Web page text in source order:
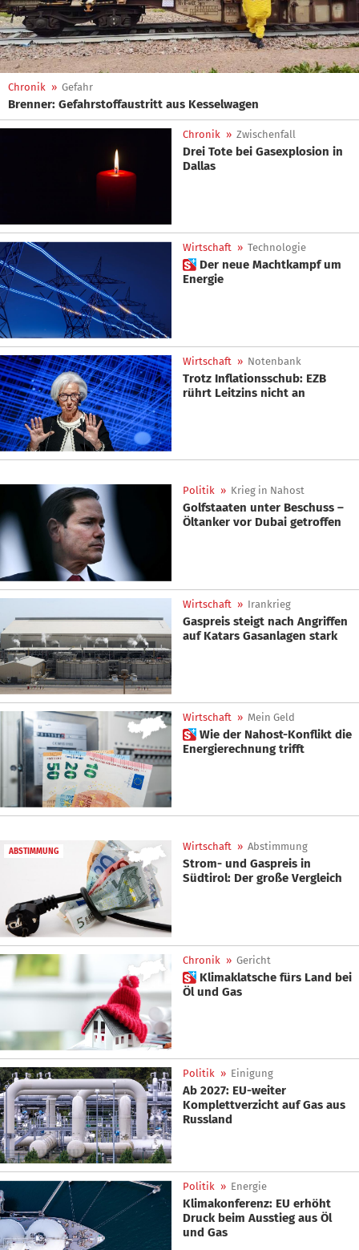
Chronik » Gefahr
Brenner: Gefahrstoffaustritt aus Kesselwagen
Chronik » Zwischenfall
Drei Tote bei Gasexplosion in
Dallas
Wirtschaft » Technologie
 Der neue Machtkampf um
Energie
Wirtschaft » Notenbank
Trotz Inflationsschub: EZB
rührt Leitzins nicht an
Politik » Krieg in Nahost
Golfstaaten unter Beschuss –
Öltanker vor Dubai getroffen
Wirtschaft » Irankrieg
Gaspreis steigt nach Angriffen
auf Katars Gasanlagen stark
Wirtschaft » Mein Geld
 Wie der Nahost-Konflikt die
Energierechnung trifft
ABSTIMMUNG Wirtschaft » Abstimmung
Strom- und Gaspreis in
Südtirol: Der große Vergleich
Chronik » Gericht
 Klimaklatsche fürs Land bei
Öl und Gas
Politik » Einigung
Ab 2027: EU-weiter
Komplettverzicht auf Gas aus
Russland
Politik » Energie
Klimakonferenz: EU erhöht
Druck beim Ausstieg aus Öl
und Gas